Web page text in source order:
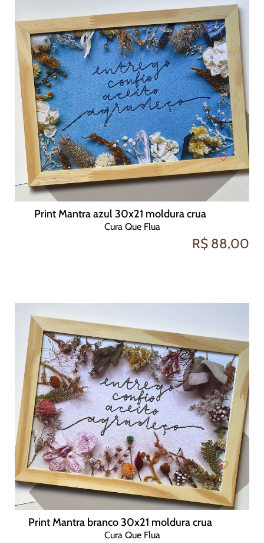
Print Mantra azul 30x21 moldura crua
Cura Que Flua
R$ 88,00
Print Mantra branco 30x21 moldura crua
Cura Que Flua